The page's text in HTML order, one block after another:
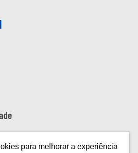
para melhorar a experiência